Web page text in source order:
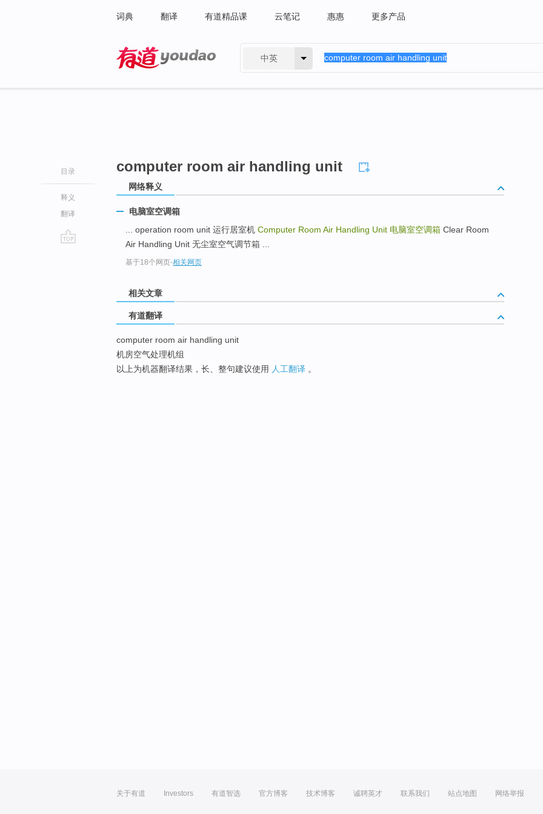
词典 翻译 有道精品课 云笔记 惠惠 更多产品
中英
目录
释义
翻译
computer room air handling unit
网络释义
电脑室空调箱
... operation room unit 运行居室机 Computer Room Air Handling Unit 电脑室空调箱 Clear Room
Air Handling Unit 无尘室空气调节箱 ...
基于18个网页-相关网页
相关文章
有道翻译
computer room air handling unit
机房空气处理机组
以上为机器翻译结果，长、整句建议使用 人工翻译 。
关于有道 Investors 有道智选 官方博客 技术博客 诚聘英才 联系我们 站点地图 网络举报